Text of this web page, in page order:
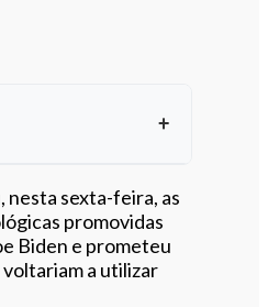
artigosexta-feira, as
promovidas
Biden e prometeu
a utilizar